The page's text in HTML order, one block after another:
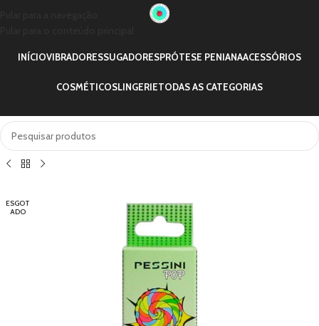
INÍCIOVIBRADORESSUGADORESPRÓTESE PENIANAACESSÓRIOS
COSMÉTICOSLINGERIETODAS AS CATEGORIAS
ESGOT
ADO